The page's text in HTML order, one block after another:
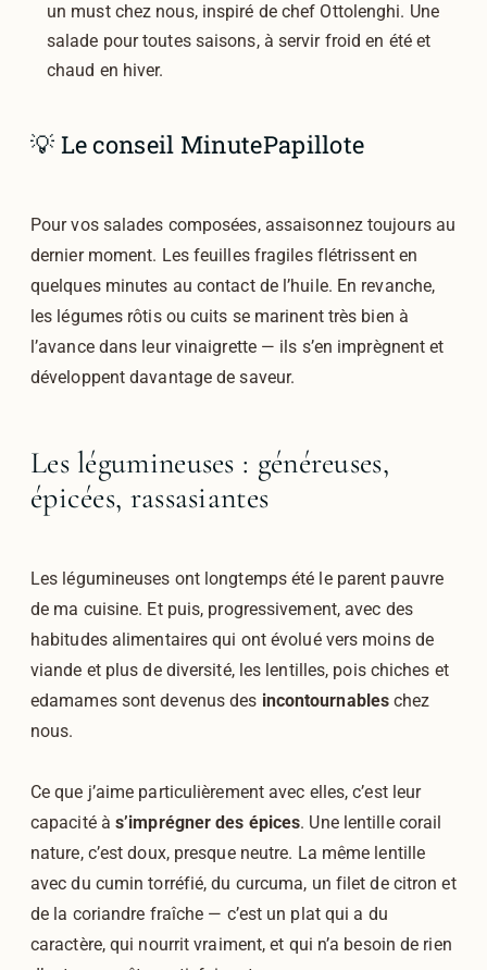
un must chez nous, inspiré de chef Ottolenghi. Une
salade pour toutes saisons, à servir froid en été et
chaud en hiver.
💡 Le conseil MinutePapillote
Pour vos salades composées, assaisonnez toujours au
dernier moment. Les feuilles fragiles flétrissent en
quelques minutes au contact de l’huile. En revanche,
les légumes rôtis ou cuits se marinent très bien à
l’avance dans leur vinaigrette — ils s’en imprègnent et
développent davantage de saveur.
Les légumineuses : généreuses,
épicées, rassasiantes
Les légumineuses ont longtemps été le parent pauvre
de ma cuisine. Et puis, progressivement, avec des
habitudes alimentaires qui ont évolué vers moins de
viande et plus de diversité, les lentilles, pois chiches et
edamames sont devenus des incontournables chez
nous.
Ce que j’aime particulièrement avec elles, c’est leur
capacité às’imprégner des épices. Une lentille corail
nature, c’est doux, presque neutre. La même lentille
avec du cumin torréfié, du curcuma, un filet de citron et
de la coriandre fraîche — c’est un plat qui a du
caractère, qui nourrit vraiment, et qui n’a besoin de rien